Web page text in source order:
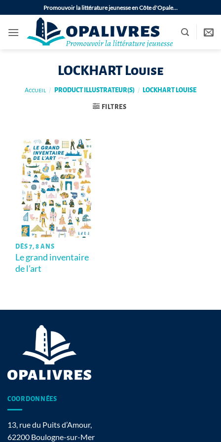
au
contenu
Promouvoir la littérature jeunesse en Côte d'Opale…
LOCKHART Louise
Accueil / PRODUCT ILLUSTRATEUR(S) / LOCKHART LOUISE
FILTRES
DÈS 7, 8 ANS
Le grand inventaire
de l’art
COORDONNÉES
13, rue du Puits d’Amour,
62200 Boulogne-sur-Mer